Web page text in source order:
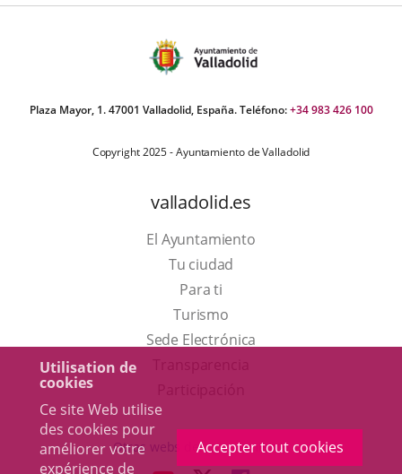
Utilisation de
cookies
Ce site Web utilise
des cookies pour
améliorer votre
expérience de
Accepter tout cookies
Plaza Mayor, 1. 47001 Valladolid, España. Teléfono:+34 983 426 100
Copyright 2025 - Ayuntamiento de Valladolid
valladolid.es
El Ayuntamiento
Tu ciudad
Para ti
TurismoEste
enlace
una
ventana
Sede Electrónica
externa.
Otras webs del ayuntamiento